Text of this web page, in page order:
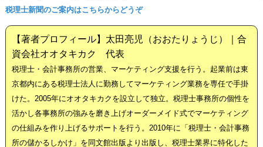
税理士新聞のご案内はこちらからどうぞ
【著者プロフィール】太田亮児（おおたりょうじ）｜合
資会社オオタキカク 代表
税理士・会計事務所の営業、マーケティング支援を行う。起業前は東
京都内にある税理士法人に勤務してマーケティング業務を専任で手掛
けた。2005年にオオタキカクを設立して独立。税理士事務所の個性を
活かし各事務所の強みを磨き上げオーダーメイド式でマーケティング
の仕組みを作り上げるサポートを行う。2010年に「税理士・会計事務
所の儲かるしかけ」を同文館出版より出版し、税理士業界に特化した